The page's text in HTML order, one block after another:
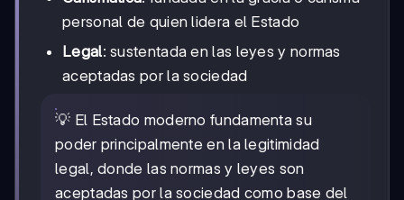
personal de quien lidera el Estado
Legal: sustentada en las leyes y normas
aceptadas por la sociedad
💡 El Estado moderno fundamenta su
poder principalmente en la legitimidad
legal, donde las normas y leyes son
aceptadas por la sociedad como base del